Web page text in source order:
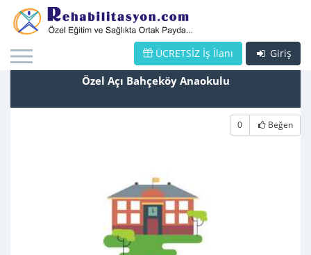
Giriş
ÜCRETSİZ İş İlanı
Özel Açı Bahçeköy Anaokulu
0 Beğen